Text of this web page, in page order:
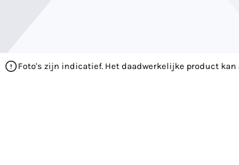
Foto's zijn indicatief. Het daadwerkelijke product kan